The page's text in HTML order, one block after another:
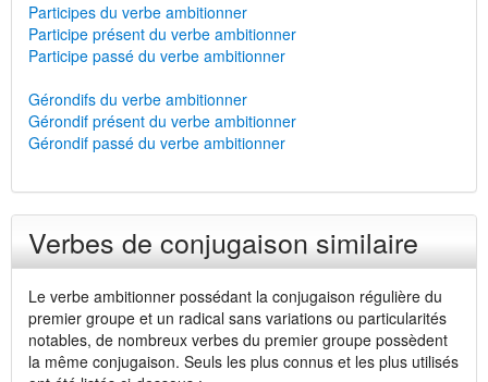
Participes du verbe ambitionner
Participe présent du verbe ambitionner
Participe passé du verbe ambitionner
Gérondifs du verbe ambitionner
Gérondif présent du verbe ambitionner
Gérondif passé du verbe ambitionner
Verbes de conjugaison similaire
Le verbe ambitionner possédant la conjugaison régulière du
premier groupe et un radical sans variations ou particularités
notables, de nombreux verbes du premier groupe possèdent
la même conjugaison. Seuls les plus connus et les plus utilisés